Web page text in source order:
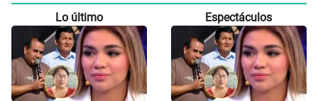
Lo último Espectáculos